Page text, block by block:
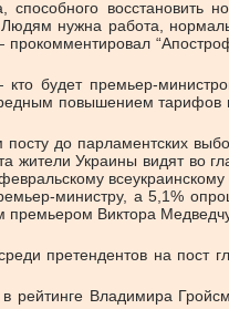
восстановить
нужна работа,
будет премьер-
повышением
до парламентских
жители Украины видят во
министру, а 5,1%
Виктора
претендентов на пост
рейтинге Владимира